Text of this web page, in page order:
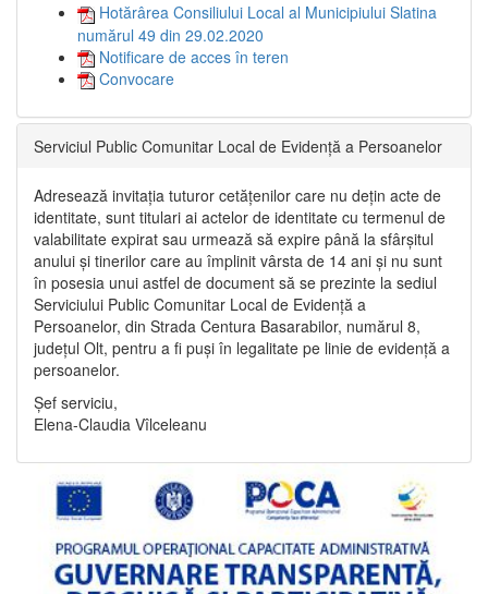
Hotărârea Consiliului Local al Municipiului Slatina
numărul 49 din 29.02.2020
Notificare de acces în teren
Convocare
Serviciul Public Comunitar Local de Evidență a Persoanelor
Adresează invitația tuturor cetățenilor care nu dețin acte de
identitate, sunt titulari ai actelor de identitate cu termenul de
valabilitate expirat sau urmează să expire până la sfârșitul
anului și tinerilor care au împlinit vârsta de 14 ani și nu sunt
în posesia unui astfel de document să se prezinte la sediul
Serviciului Public Comunitar Local de Evidență a
Persoanelor, din Strada Centura Basarabilor, numărul 8,
județul Olt, pentru a fi puși în legalitate pe linie de evidență a
persoanelor.
Șef serviciu,
Elena-Claudia Vîlceleanu